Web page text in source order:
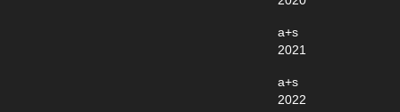
a+s
2021
a+s
2022